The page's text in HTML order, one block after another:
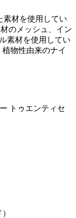
素材を使用してい
のメッシュ、イン
素材を使用してい
物性由来のナイ
トゥエンティセ